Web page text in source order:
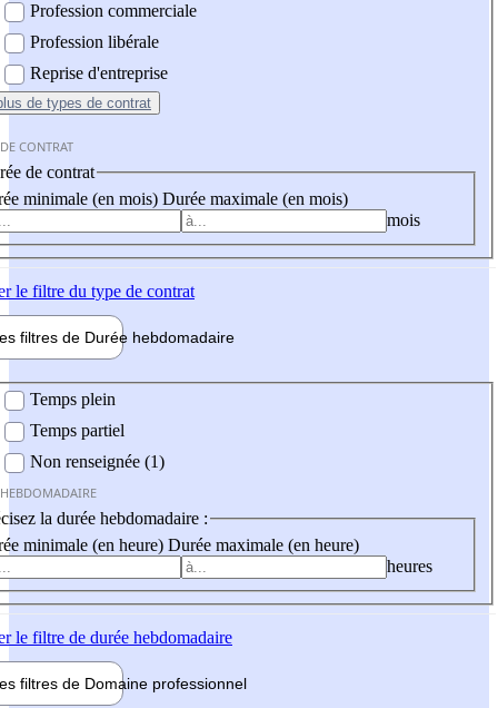
Profession commerciale
Profession libérale
Reprise d'entreprise
de types de contrat
CONTRAT
de contrat
minimale (en mois) Durée maximale (en mois)
mois
le filtre du type de contrat
filtres de Durée hebdomadaire
Temps plein
Temps partiel
Non renseignée (1)
la durée hebdomadaire :
minimale (en heure) Durée maximale (en heure)
heures
le filtre de durée hebdomadaire
filtres de Domaine professionnel